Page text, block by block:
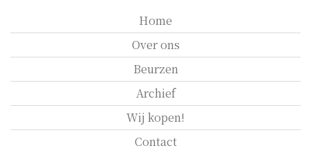
Home
Over ons
Beurzen
Archief
Wij kopen!
Contact